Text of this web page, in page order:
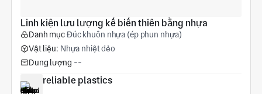
Linh kiện lưu lượng kế biến thiên bằng nhựa
Danh mụcĐúc khuôn nhựa (ép phun nhựa)
Vật liệu: Nhựa nhiệt dẻo
Dung lượng --
reliable plastics